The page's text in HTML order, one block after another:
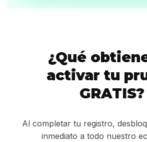
¿Qué
activar tu
GRATIS?
Al completar tu registro,
inmediato a todo nuestro